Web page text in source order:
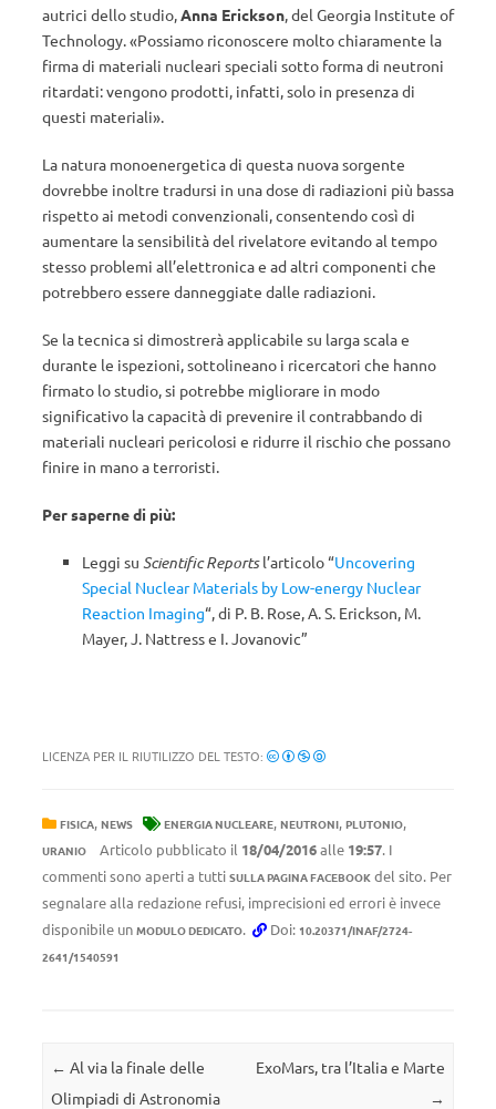
autrici dello studio,Anna Erickson, del Georgia Institute of
Technology. «Possiamo riconoscere molto chiaramente la
firma di materiali nucleari speciali sotto forma di neutroni
ritardati: vengono prodotti, infatti, solo in presenza di
questi materiali».
La natura monoenergetica di questa nuova sorgente
dovrebbe inoltre tradursi in una dose di radiazioni più bassa
rispetto ai metodi convenzionali, consentendo così di
aumentare la sensibilità del rivelatore evitando al tempo
stesso problemi all’elettronica e ad altri componenti che
potrebbero essere danneggiate dalle radiazioni.
Se la tecnica si dimostrerà applicabile su larga scala e
durante le ispezioni, sottolineano i ricercatori che hanno
firmato lo studio, si potrebbe migliorare in modo
significativo la capacità di prevenire il contrabbando di
materiali nucleari pericolosi e ridurre il rischio che possano
finire in mano a terroristi.
Per saperne di più:
Leggi su Scientific Reportsl’articolo “Uncovering
Special Nuclear Materials by Low-energy Nuclear
Reaction Imaging“, di P. B. Rose, A. S. Erickson, M.
Mayer, J. Nattress e I. Jovanovic”
LICENZA PER IL RIUTILIZZO DEL TESTO:
FISICA, NEWS ENERGIA NUCLEARE, NEUTRONI, PLUTONIO,
URANIO Articolo pubblicato il 18/04/2016alle 19:57. I
commenti sono aperti a tutti SULLA PAGINA FACEBOOK del sito. Per
segnalare alla redazione refusi, imprecisioni ed errori è invece
disponibile un MODULO DEDICATO. Doi: 10.20371/INAF/2724-
2641/1540591
Navigazione articolo
← Al via la finale delle
Olimpiadi di Astronomia
ExoMars, tra l’Italia e Marte
→